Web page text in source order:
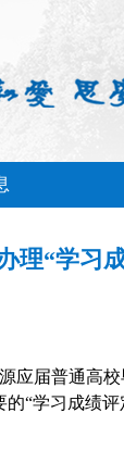
理“学习
应届普通高
的“学习成绩评